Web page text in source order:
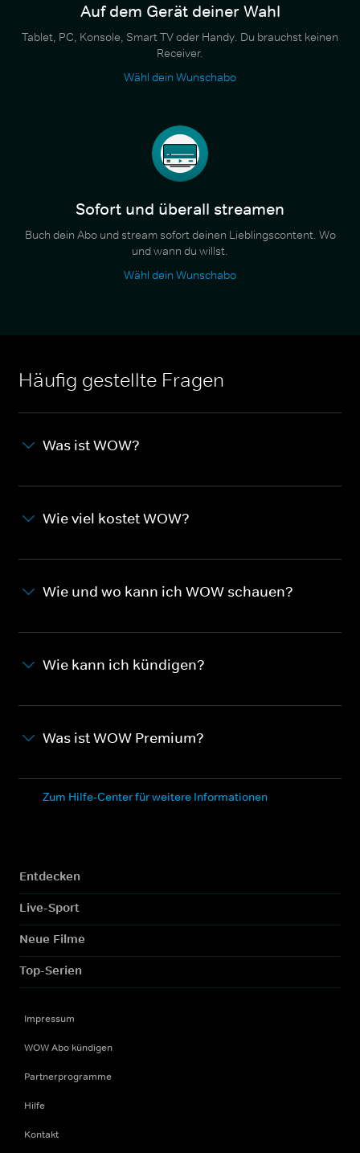
Auf dem Gerät deiner Wahl
Tablet, PC, Konsole, Smart TV oder Handy. Du brauchst keinen
Receiver.
Wähl dein Wunschabo
Sofort und überall streamen
Buch dein Abo und stream sofort deinen Lieblingscontent. Wo
und wann du willst.
Wähl dein Wunschabo
Häufig gestellte Fragen
Was ist WOW?
Wie viel kostet WOW?
Wie und wo kann ich WOW schauen?
Wie kann ich kündigen?
Was ist WOW Premium?
Zum Hilfe-Center für weitere Informationen
Entdecken
Live-Sport
Neue Filme
Top-Serien
Impressum
WOW Abo kündigen
Partnerprogramme
Hilfe
Kontakt